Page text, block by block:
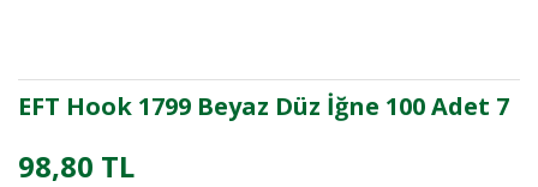
EFT Hook 1799 Beyaz Düz İğne 100 Adet 7
98,80 TL